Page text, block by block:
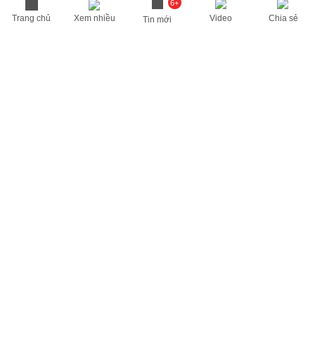
Trang chủ Xem nhiều
6+
Tin mới Video Chia sẻ